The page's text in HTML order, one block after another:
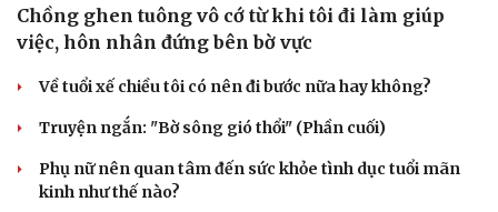
Chồng ghen tuông vô cớ từ khi tôi đi làm giúp
việc, hôn nhân đứng bên bờ vực
Về tuổi xế chiều tôi có nên đi bước nữa hay không?
Truyện ngắn: "Bờ sông gió thổi" (Phần cuối)
Phụ nữ nên quan tâm đến sức khỏe tình dục tuổi mãn
kinh như thế nào?